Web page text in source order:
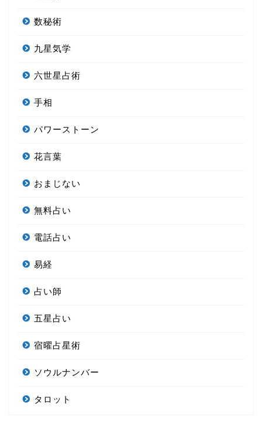
数秘術
九星気学
六世星占術
手相
パワーストーン
花言葉
おまじない
無料占い
電話占い
易経
占い師
五星占い
宿曜占星術
ソウルナンバー
タロット